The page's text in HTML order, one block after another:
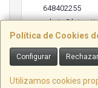
Política de Cookies
Configurar Rechazar
Utilizamos cookies
648402255
Horario
09:00h -20:00h